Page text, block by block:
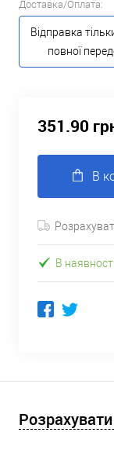
Доставка/Оплата:
Відправка
повної
351.90
В
В наявності